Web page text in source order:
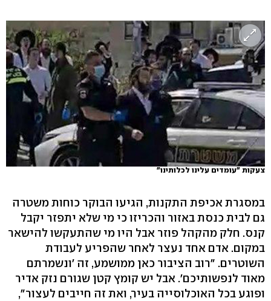
צעקות "עומדים עלינו לכלותינו"
במסגרת אכיפת התקנות, הגיעו הבוקר כוחות משטרה
גם לבית כנסת באזור והכריזו כי מי שלא יתפזר יקבל
קנס. חלק מהקהל פוזר אבל היו מי שהתעקשו להישאר
במקום. אדם אחד נעצר לאחר שהפריע לעבודת
השוטרים. "רוב הציבור כאן ממושמע, זה 'ונשמרתם
מאוד לנפשותיכם'. אבל יש קומץ קטן שגורם נזק אדיר
ופוגע בכל האוכלוסייה בעיר, ואת זה חייבים לעצור",